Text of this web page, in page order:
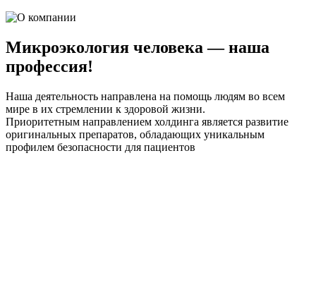
Микроэкология человека — наша
профессия!
Наша деятельность направлена на помощь людям во всем
мире в их стремлении к здоровой жизни.
Приоритетным направлением холдинга является развитие
оригинальных препаратов, обладающих уникальным
профилем безопасности для пациентов